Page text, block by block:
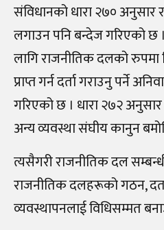
संविधानको धारा २७० अनुसार
लगाउन पनि बन्देज गरिएको छ
लागि राजनीतिक दलको रुपमा
प्राप्त गर्न दर्ता गराउनु पर्ने
गरिएको छ । धारा २७२
अन्य व्यवस्था संघीय कानुन
त्यसैगरी राजनीतिक दल
राजनीतिक दलहरूको गठन,
व्यवस्थापनलाई विधिसम्मत